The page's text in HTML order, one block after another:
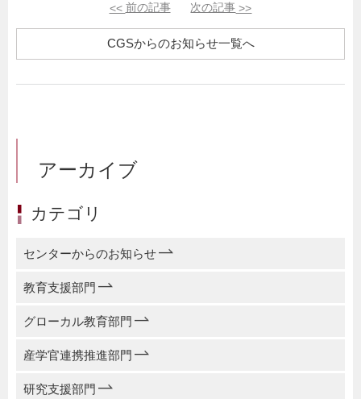
<< 前の記事 次の記事 >>
CGSからのお知らせ一覧へ
アーカイブ
カテゴリ
センターからのお知らせ
教育支援部門
グローカル教育部門
産学官連携推進部門
研究支援部門